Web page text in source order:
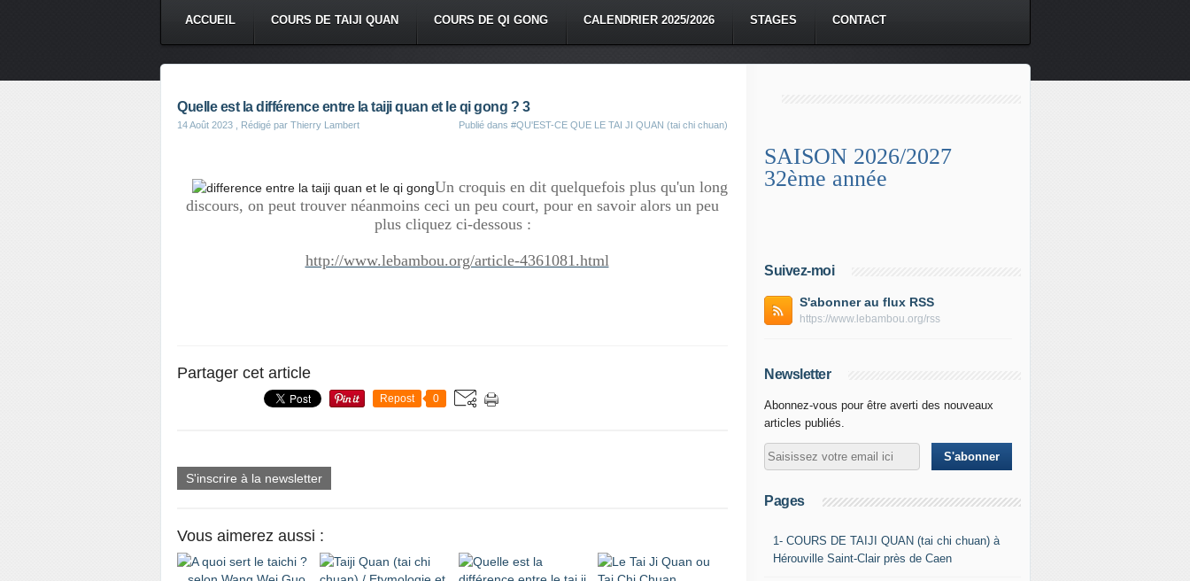
ACCUEIL COURS DE TAIJI QUAN COURS DE QI GONG CALENDRIER 2025/2026 STAGES CONTACT
Quelle est la différence entre la taiji quan et le qi gong ? 3
14 Août 2023 , Rédigé par Thierry Lambert Publié dans #QU'EST-CE QUE LE TAI JI QUAN (tai chi chuan)
Un croquis en dit quelquefois plus qu'un long
discours, on peut trouver néanmoins ceci un peu court, pour en savoir alors un peu
plus cliquez ci-dessous :
http://www.lebambou.org/article-4361081.html
Partager cet article
Repost 0
S'inscrire à la newsletter
Vous aimerez aussi :
SAISON 2026/2027
32ème année
Suivez-moi
S'abonner au flux RSS
https://www.lebambou.org/rss
Newsletter
Abonnez-vous pour être averti des nouveaux
articles publiés.
Pages
1- COURS DE TAIJI QUAN (tai chi chuan) à
Hérouville Saint-Clair près de Caen